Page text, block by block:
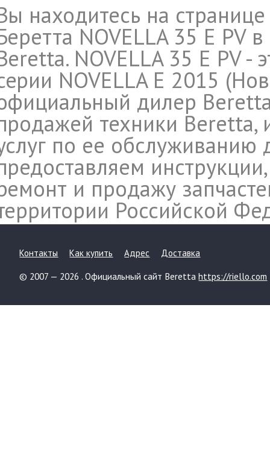
находитесь на
NOVELLA 35 E PV
NOVELLA 35 E PV -
NOVELLA E 2015
дилер
техники Beretta,
по ее обслуживанию
и продажу
Российской
Контакты Как купить Адрес Доставка
© 2007 — 2026 . Официальный сайт Berettahttps://riello.com